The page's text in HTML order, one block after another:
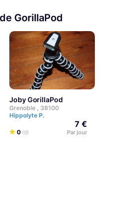
GorillaPod
Joby GorillaPod
Grenoble , 38100
Hippolyte P.
0 (0)
7 €
Par jour